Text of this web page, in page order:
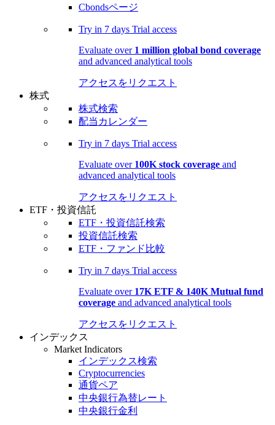
Cbondsページ
Try in 7 days Trial access
Evaluate over 1 million global bond coverage
and advanced analytical tools
アクセスをリクエスト
株式
株式検索
配当カレンダー
Try in 7 days Trial access
Evaluate over 100K stock coverage and
advanced analytical tools
アクセスをリクエスト
ETF・投資信託
ETF・投資信託検索
投資信託検索
ETF・ファンド比較
Try in 7 days Trial access
Evaluate over 17K ETF & 140K Mutual fund
coverage and advanced analytical tools
アクセスをリクエスト
インデックス
Market Indicators
インデックス検索
Cryptocurrencies
通貨ペア
中央銀行為替レート
中央銀行金利